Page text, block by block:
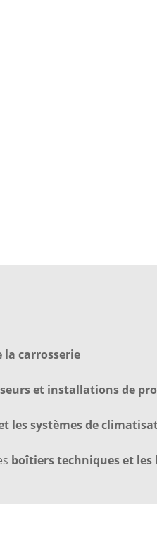
la carrosserie
et installations de
les systèmes de
boîtiers techniques et les